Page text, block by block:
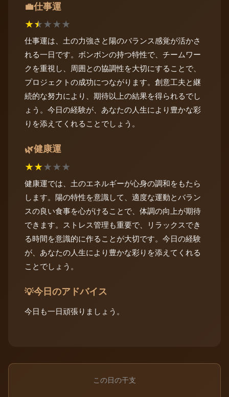
💼仕事運
★★★★★
仕事運は、土の力強さと陽のバランス感覚が活かさ
れる一日です。ボンボンの持つ特性で、チームワー
クを重視し、周囲との協調性を大切にすることで、
プロジェクトの成功につながります。創意工夫と継
続的な努力により、期待以上の結果を得られるでし
ょう。今日の経験が、あなたの人生により豊かな彩
りを添えてくれることでしょう。
🌿健康運
★★★★★
健康運では、土のエネルギーが心身の調和をもたら
します。陽の特性を意識して、適度な運動とバラン
スの良い食事を心がけることで、体調の向上が期待
できます。ストレス管理も重要で、リラックスでき
る時間を意識的に作ることが大切です。今日の経験
が、あなたの人生により豊かな彩りを添えてくれる
ことでしょう。
💡今日のアドバイス
今日も一日頑張りましょう。
この日の干支